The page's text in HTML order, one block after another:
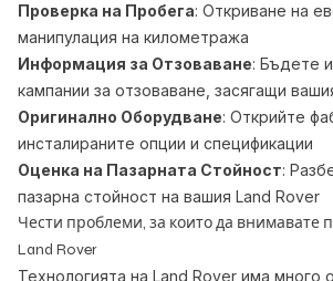
Проверка на Пробега: Откриване на
манипулация на километража
Информация за Отзоваване: Бъдете
кампании за отзоваване, засягащи
Оригинално Оборудване: Открийте
инсталираните опции и спецификации
Оценка на Пазарната Стойност:
пазарна стойност на вашия Land Rover
Чести проблеми, за които да внимавате
Land Rover
Технологията на Land Rover има много